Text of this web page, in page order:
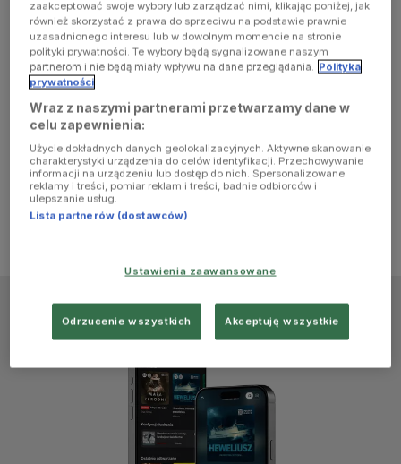
(see the
browser
console for
more
information)
zaakceptować swoje wybory lub zarządzać nimi, klikając poniżej, jak
również skorzystać z prawa do sprzeciwu na podstawie prawnie
uzasadnionego interesu lub w dowolnym momencie na stronie
polityki prywatności. Te wybory będą sygnalizowane naszym
partnerom i nie będą miały wpływu na dane przeglądania. Polityka
prywatności
Wraz z naszymi partnerami przetwarzamy dane w
celu zapewnienia:
Użycie dokładnych danych geolokalizacyjnych. Aktywne skanowanie
charakterystyki urządzenia do celów identyfikacji. Przechowywanie
informacji na urządzeniu lub dostęp do nich. Spersonalizowane
reklamy i treści, pomiar reklam i treści, badnie odbiorców i
ulepszanie usług.
Lista partnerów (dostawców)
Ustawienia zaawansowane
Odrzucenie wszystkich Akceptuję wszystkie